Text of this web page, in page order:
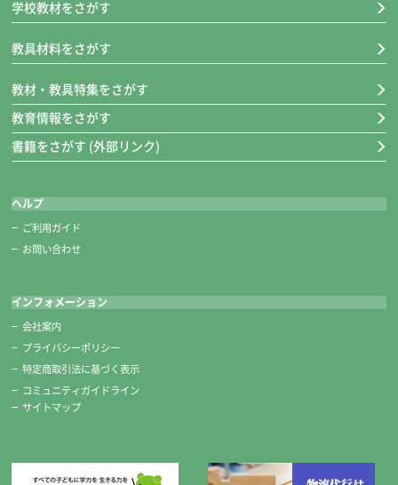
学校教材をさがす
教具材料をさがす
教材・教具特集をさがす
教育情報をさがす
書籍をさがす (外部リンク)
ヘルプ
ご利用ガイド
お問い合わせ
インフォメーション
会社案内
プライバシーポリシー
特定商取引法に基づく表示
コミュニティガイドライン
サイトマップ